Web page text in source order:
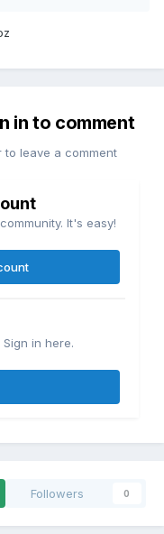
in to comment
to leave a comment
It's easy!
in here.
Followers 0